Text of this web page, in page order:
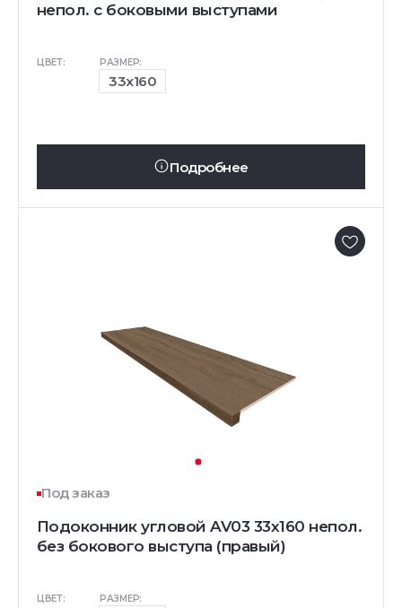
непол. с боковыми выступами
ЦВЕТ: РАЗМЕР:
33x160
Подробнее
Под заказ
Подоконник угловой AV03 33х160 непол.
без бокового выступа (правый)
ЦВЕТ: РАЗМЕР: